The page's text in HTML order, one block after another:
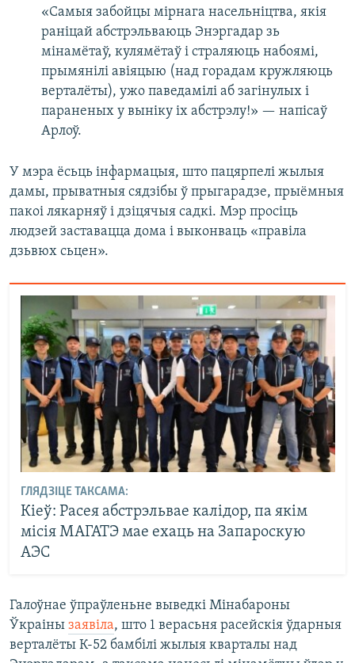
«Самыя забойцы мірнага насельніцтва, якія
раніцай абстрэльваюць Энэргадар зь
мінамётаў, кулямётаў і страляюць набоямі,
прымянілі авіяцыю (над горадам кружляюць
верталёты), ужо паведамілі аб загінулых і
параненых у выніку іх абстрэлу!» — напісаў
Арлоў.
У мэра ёсьць інфармацыя, што пацярпелі жылыя
дамы, прыватныя сядзібы ў прыгарадзе, прыёмныя
пакоі лякарняў і дзіцячыя садкі. Мэр просіць
людзей заставацца дома і выконваць «правіла
дзьвюх сьцен».
ГЛЯДЗІЦЕ ТАКСАМА:
Кіеў: Расея абстрэльвае калідор, па якім
місія МАГАТЭ мае ехаць на Запароскую
АЭС
Галоўнае ўпраўленьне выведкі Мінабароны
Ўкраіны заявіла, што 1 верасьня расейскія ўдарныя
верталёты К-52 бамбілі жылыя кварталы над